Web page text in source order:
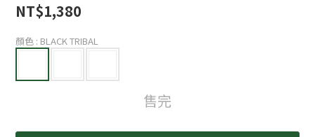
NT$1,380
顏色 : BLACK TRIBAL
售完